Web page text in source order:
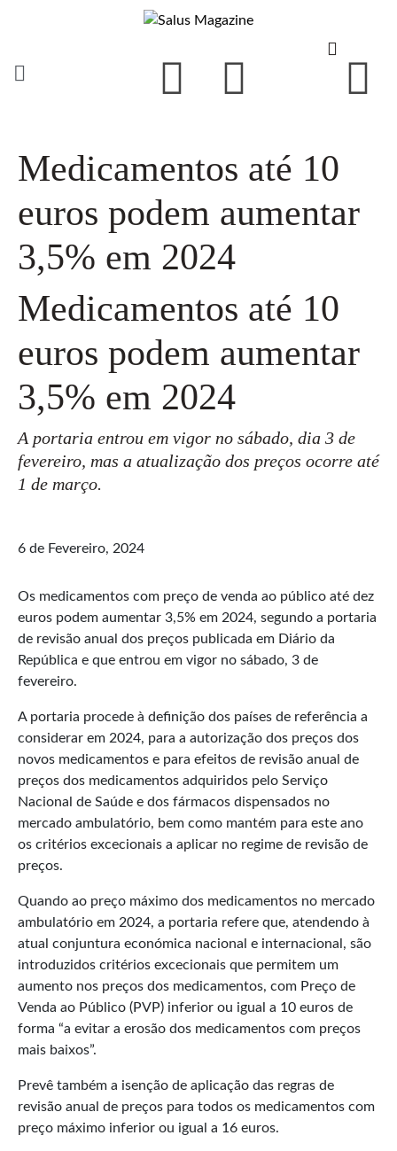
Medicamentos até 10
euros podem aumentar
3,5% em 2024
Medicamentos até 10
euros podem aumentar
3,5% em 2024
A portaria entrou em vigor no sábado, dia 3 de
fevereiro, mas a atualização dos preços ocorre até
1 de março.
6 de Fevereiro, 2024
Os medicamentos com preço de venda ao público até dez
euros podem aumentar 3,5% em 2024, segundo a portaria
de revisão anual dos preços publicada em Diário da
República e que entrou em vigor no sábado, 3 de
fevereiro.
A portaria procede à definição dos países de referência a
considerar em 2024, para a autorização dos preços dos
novos medicamentos e para efeitos de revisão anual de
preços dos medicamentos adquiridos pelo Serviço
Nacional de Saúde e dos fármacos dispensados no
mercado ambulatório, bem como mantém para este ano
os critérios excecionais a aplicar no regime de revisão de
preços.
Quando ao preço máximo dos medicamentos no mercado
ambulatório em 2024, a portaria refere que, atendendo à
atual conjuntura económica nacional e internacional, são
introduzidos critérios excecionais que permitem um
aumento nos preços dos medicamentos, com Preço de
Venda ao Público (PVP) inferior ou igual a 10 euros de
forma “a evitar a erosão dos medicamentos com preços
mais baixos”.
Prevê também a isenção de aplicação das regras de
revisão anual de preços para todos os medicamentos com
preço máximo inferior ou igual a 16 euros.